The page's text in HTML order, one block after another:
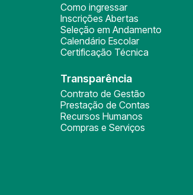
Como ingressar
Inscrições Abertas
Seleção em Andamento
Calendário Escolar
Certificação Técnica
Transparência
Contrato de Gestão
Prestação de Contas
Recursos Humanos
Compras e Serviços